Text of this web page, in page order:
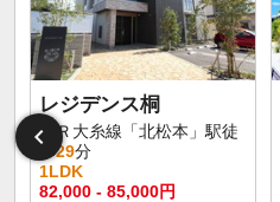
レジデンス桐
ＪＲ大糸線「北松本」駅徒
歩29分
1LDK
82,000 - 85,000円